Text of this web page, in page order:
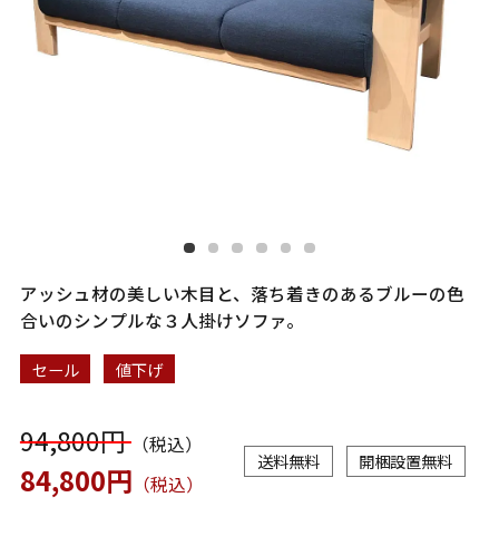
アッシュ材の美しい木目と、落ち着きのあるブルーの色
合いのシンプルな３人掛けソファ。
セール 値下げ
94,800円（税込）
84,800円 （税込）
送料無料 開梱設置無料